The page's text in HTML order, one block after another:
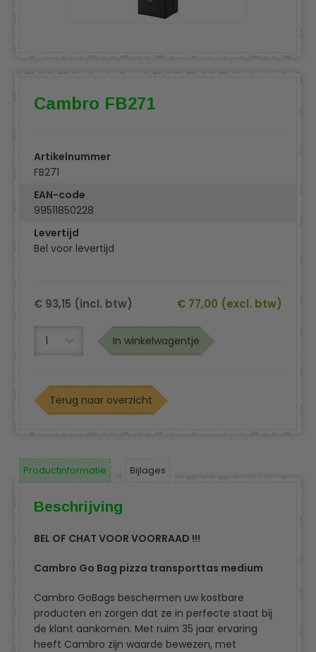
Cambro FB271
Artikelnummer
FB271
EAN-code
99511850228
Levertijd
Bel voor levertijd
€ 77,00 (excl. btw)
€ 93,15 (incl. btw)
In winkelwagentje
Terug naar overzicht
Productinformatie Bijlages
Beschrijving
BEL OF CHAT VOOR VOORRAAD !!!
Cambro Go Bag pizza transporttas medium
Cambro GoBags beschermen uw kostbare
producten en zorgen dat ze in perfecte staat bij
de klant aankomen. Met ruim 35 jaar ervaring
heeft Cambro zijn waarde bewezen, met